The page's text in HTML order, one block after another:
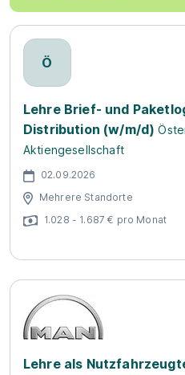
Ö
Lehre Brief- und
Distribution (w/m/d)
Aktiengesellschaft
02.09.2026
Mehrere Standorte
1.028 - 1.687 € pro Monat
Lehre als